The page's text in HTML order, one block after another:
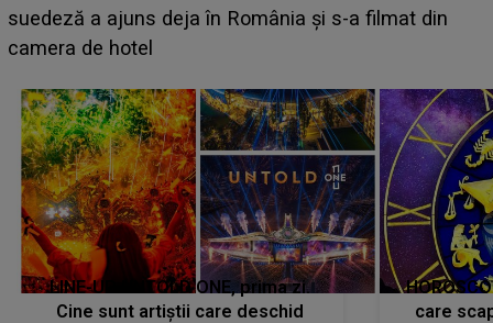
BĂIATUL VIZAT de Alexandra?! Aflându-se în fața
faptului împlinit, A RECUNOSCUT IMEDIAT: "Am
LINE-UP UNTOLD ONE, prima zi.
Cine sunt artiștii care deschid
care